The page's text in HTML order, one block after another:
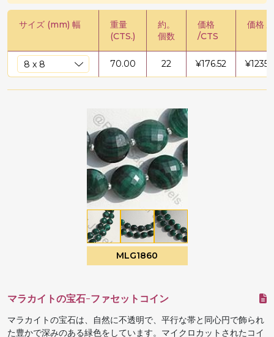
サイズ (mm) 幅
重量
(CTS.)
約。
個数
価格
/CTS
価格 /
70.00 22 ¥176.52 ¥
MLG1860
マラカイトの宝石-ファセットコイン
マラカイトの宝石は、自然に不透明で、平行な帯と同心円で飾られ
た豊かで深みのある緑色をしています。マイクロカットされたコイ